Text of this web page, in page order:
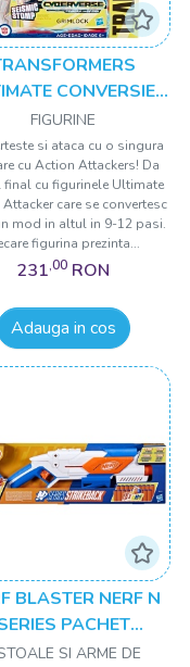
CONVERSIE
RAPIDA ROBOT
GRIMLOCK
FIGURINE
si ataca cu o singura
cu Action Attackers! Da
final cu figurinele Ultimate
care se convertesc
mod in altul in 9-12 pasi.
figurina prezinta...
231,00 RON
Adauga in cos
BLASTER NERF N
PACHET
STRIKEBACK
SI ARME DE